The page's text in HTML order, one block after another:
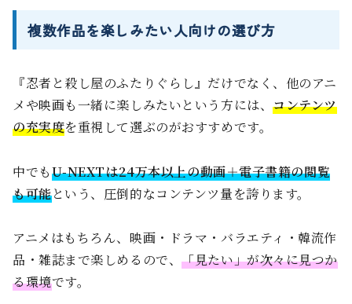
複数作品を楽しみたい人向けの選び方
『忍者と殺し屋のふたりぐらし』だけでなく、他のアニ
メや映画も一緒に楽しみたいという方には、コンテンツ
の充実度を重視して選ぶのがおすすめです。
中でもU-NEXTは24万本以上の動画＋電子書籍の閲覧
も可能という、圧倒的なコンテンツ量を誇ります。
アニメはもちろん、映画・ドラマ・バラエティ・韓流作
品・雑誌まで楽しめるので、「見たい」が次々に見つか
る環境です。